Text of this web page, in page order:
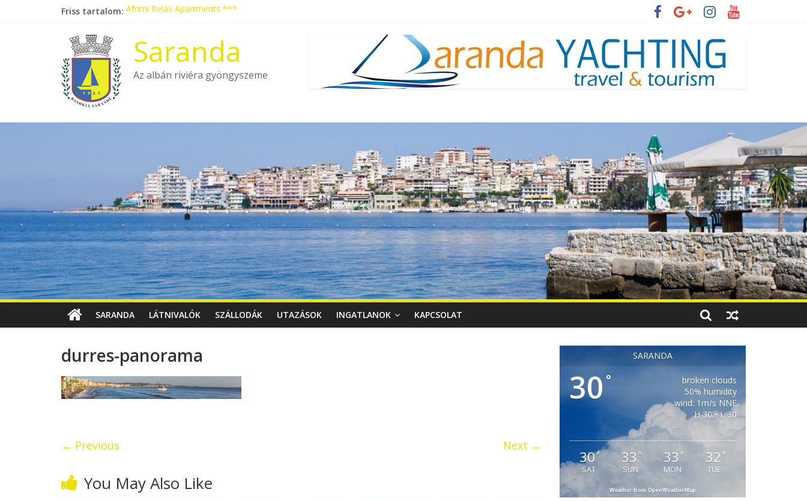
Friss tartalom: Afrimi Relax Apartments ***
Eladó apartmanok Sarandában
Hotel Pini ***
Aquamarine Apartments
Saranda
Az albán riviéra gyöngyszeme
SARANDA LÁTNIVALÓK SZÁLLODÁK UTAZÁSOK INGATLANOK KAPCSOLAT
durres-panorama
← Previous Next →
You May Also Like
SARANDA
30°
broken clouds
50% humidity
wind: 1m/s NNE
H 30 • L 30
30°
SAT
33 °
SUN
33°
MON
32 °
TUE
Weather from OpenWeatherMap